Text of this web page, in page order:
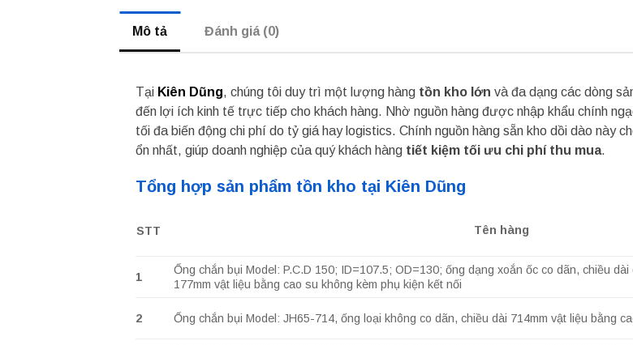
Mô tả Đánh giá (0)
Tại Kiên Dũng, chúng tôi duy trì một lượng hàng tồn kho lớn và đa dạng các dòng
đến lợi ích kinh tế trực tiếp cho khách hàng. Nhờ nguồn hàng được nhập khẩu chính
tối đa biến động chi phí do tỷ giá hay logistics. Chính nguồn hàng sẵn kho dồi dào này
ổn nhất, giúp doanh nghiệp của quý khách hàng tiết kiệm tối ưu chi phí thu mua.
Tổng hợp sản phẩm tồn kho tại Kiên Dũng
STT Tên hàng
1
Ống chắn bụi Model: P.C.D 150; ID=107.5; OD=130; ống dạng xoắn ốc co dãn, chiều
177mm vật liệu bằng cao su không kèm phụ kiện kết nối
2 Ống chắn bụi Model: JH65-714, ống loại không co dãn, chiều dài 714mm vật liệu bằng